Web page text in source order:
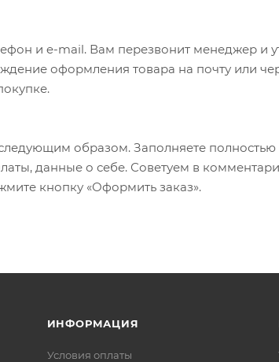
и e-mail. Вам перезвонит менеджер и
оформления товара на почту или
образом. Заполняете
данные о себе. Советуем в
кнопку «Оформить заказ».
ИНФОРМАЦИЯ
Условия оплаты